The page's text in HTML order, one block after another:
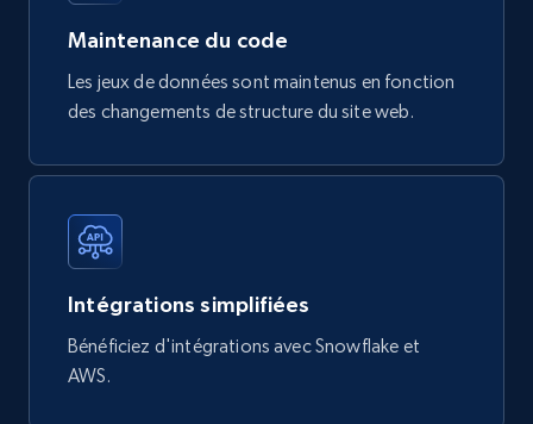
eCommerce
740+ 39+ Buy Now
Mouser - Products
Product url, Category url, Mouser part num, Mfr
Manufacturer url, and more.
eCommerce
Maintenance du code
Les jeux de données sont maintenus en fonction
des changements de structure du site web.
Intégrations simplifiées
Bénéficiez d'intégrations avec Snowflake et
AWS.